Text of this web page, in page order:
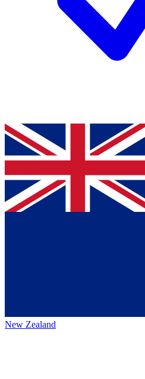
New Zealand